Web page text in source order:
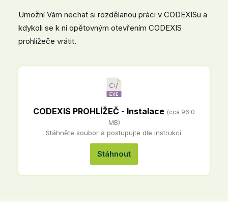
Umožní Vám nechat si rozdělanou práci v CODEXISu a
kdykoli se k ní opětovným otevřením CODEXIS
prohlížeče vrátit.
CODEXIS PROHLÍŽEČ - Instalace (cca 96.0
MB)
Stáhněte soubor a postupujte dle instrukcí.
Stáhnout